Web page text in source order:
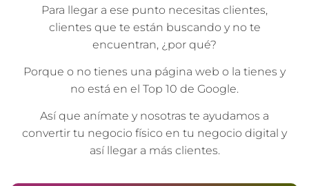
Para llegar a ese punto necesitas clientes,
clientes que te están buscando y no te
encuentran, ¿por qué?
Porque o no tienes una página web o la tienes y
no está en el Top 10 de Google.
Así que anímate y nosotras te ayudamos a
convertir tu negocio físico en tu negocio digital y
así llegar a más clientes.